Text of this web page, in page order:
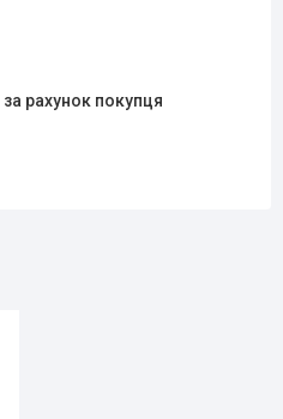
за рахунок покупця